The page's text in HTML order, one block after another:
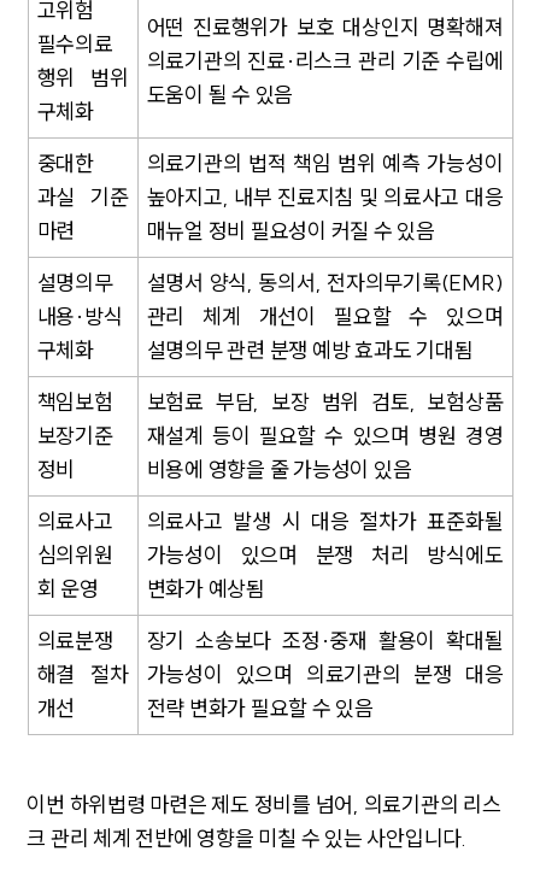
고객의 소리
AI대륜
주요 업무사례
기업 인사이트
사례분석/최신동향
법률정보(법인)
법률정보(개인)
법률지식인
고객후기
업무그룹/센터
분야별
구성원 소개
변호사·전문가 추천
고위험
필수의료
행위 범위
구체화
어떤 진료행위가 보호 대상인지 명확해져
의료기관의 진료·리스크 관리 기준 수립에
도움이 될 수 있음
중대한
과실 기준
마련
의료기관의 법적 책임 범위 예측 가능성이
높아지고, 내부 진료지침 및 의료사고 대응
매뉴얼 정비 필요성이 커질 수 있음
설명의무
내용·방식
구체화
설명서 양식, 동의서, 전자의무기록(EMR)
관리 체계 개선이 필요할 수 있으며
설명의무 관련 분쟁 예방 효과도 기대됨
책임보험
보장기준
정비
보험료 부담, 보장 범위 검토, 보험상품
재설계 등이 필요할 수 있으며 병원 경영
비용에 영향을 줄 가능성이 있음
의료사고
심의위원
회 운영
의료사고 발생 시 대응 절차가 표준화될
가능성이 있으며 분쟁 처리 방식에도
변화가 예상됨
의료분쟁
해결 절차
개선
장기 소송보다 조정·중재 활용이 확대될
가능성이 있으며 의료기관의 분쟁 대응
전략 변화가 필요할 수 있음
이번 하위법령 마련은 제도 정비를 넘어, 의료기관의 리스
크 관리 체계 전반에 영향을 미칠 수 있는 사안입니다.